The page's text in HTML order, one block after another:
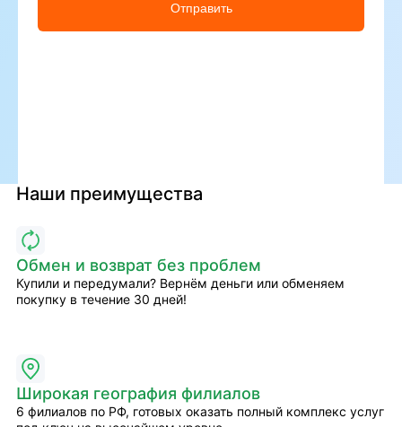
Отправить
Наши преимущества
Обмен и возврат без проблем
Купили и передумали? Вернём деньги или обменяем
покупку в течение 30 дней!
Широкая география филиалов
6 филиалов по РФ, готовых оказать полный комплекс услуг